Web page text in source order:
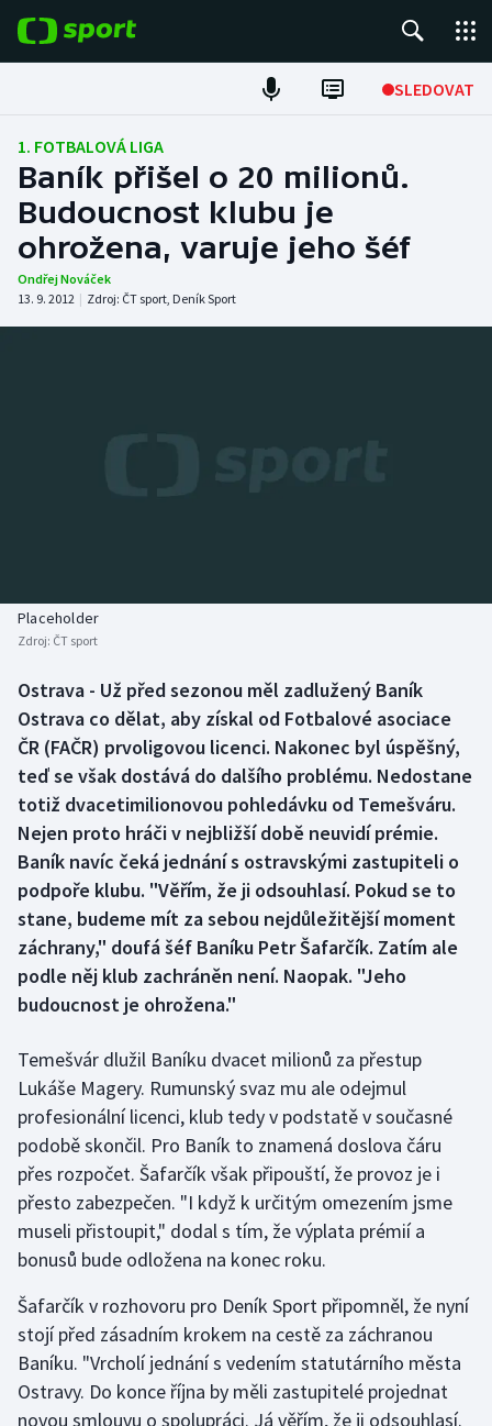
SLEDOVAT
Fotbal
Hokej
Tenis
Atletika
Biatlon
Box
Curling
Dostihy
Florbal
Futsal
Golf
Házená
Jezdectví
Judo
Krasobruslení
Lezení
Lyže a snowboard
Moderní pětiboj
Aplikace ČT sport
1. FOTBALOVÁ LIGA
Baník přišel o 20 milionů.
Budoucnost klubu je
ohrožena, varuje jeho šéf
Ondřej Nováček
13. 9. 2012 | Zdroj: ČT sport, Deník Sport
Placeholder
Zdroj: ČT sport
Ostrava - Už před sezonou měl zadlužený Baník
Ostrava co dělat, aby získal od Fotbalové asociace
ČR (FAČR) prvoligovou licenci. Nakonec byl úspěšný,
teď se však dostává do dalšího problému. Nedostane
totiž dvacetimilionovou pohledávku od Temešváru.
Nejen proto hráči v nejbližší době neuvidí prémie.
Baník navíc čeká jednání s ostravskými zastupiteli o
podpoře klubu. "Věřím, že ji odsouhlasí. Pokud se to
stane, budeme mít za sebou nejdůležitější moment
záchrany," doufá šéf Baníku Petr Šafarčík. Zatím ale
podle něj klub zachráněn není. Naopak. "Jeho
budoucnost je ohrožena."
Temešvár dlužil Baníku dvacet milionů za přestup
Lukáše Magery. Rumunský svaz mu ale odejmul
profesionální licenci, klub tedy v podstatě v současné
podobě skončil. Pro Baník to znamená doslova čáru
přes rozpočet. Šafarčík však připouští, že provoz je i
přesto zabezpečen. "I když k určitým omezením jsme
museli přistoupit," dodal s tím, že výplata prémií a
bonusů bude odložena na konec roku.
Šafarčík v rozhovoru pro Deník Sport připomněl, že nyní
stojí před zásadním krokem na cestě za záchranou
Baníku. "Vrcholí jednání s vedením statutárního města
Ostravy. Do konce října by měli zastupitelé projednat
novou smlouvu o spolupráci. Já věřím, že ji odsouhlasí.